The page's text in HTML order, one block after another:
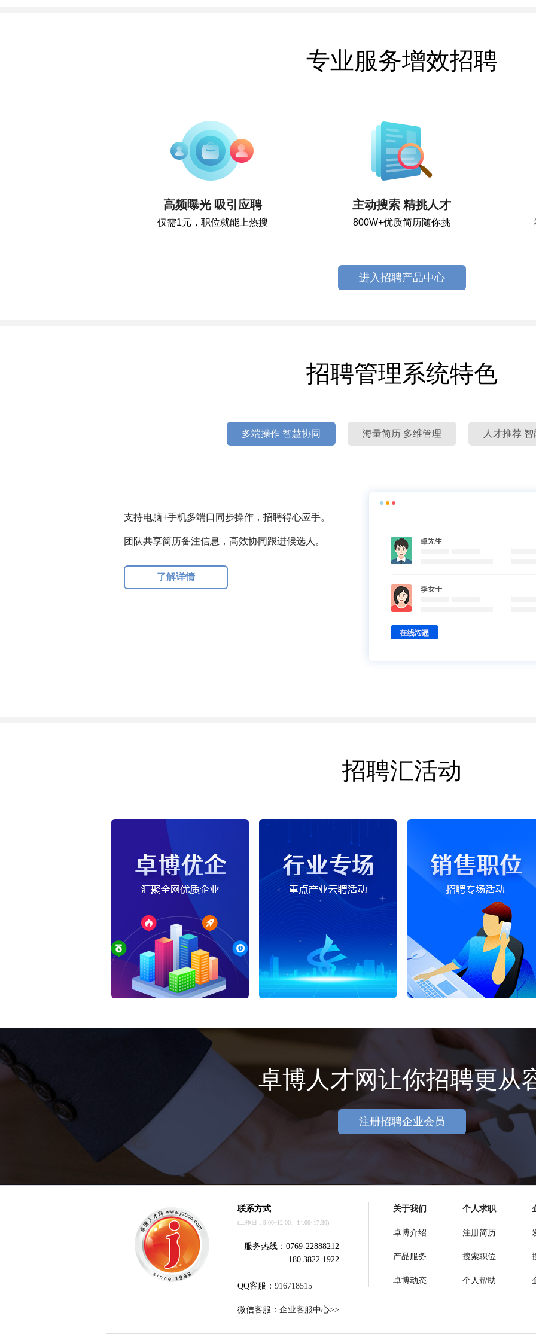
专业服务增效招聘
高频曝光 吸引应聘
仅需1元，职位就能上热搜
主动搜索 精挑人才
800W+优质简历随你挑
进入招聘产品中心
招聘管理系统特色
多端操作 智慧协同 海量简历 多维管理 人才推荐
支持电脑+手机多端口同步操作，招聘得心应手。
团队共享简历备注信息，高效协同跟进候选人。
了解详情
招聘汇活动
卓博人才网让你招聘更从
注册招聘企业会员
联系方式
(工作日：9:00~12:00、14:00~17:30)
服务热线：0769-22888212
180 3822 1922
QQ客服： 916718515
微信客服： 企业客服中心>>
关于我们
卓博介绍
产品服务
卓博动态
个人求职
注册简历
搜索职位
个人帮助